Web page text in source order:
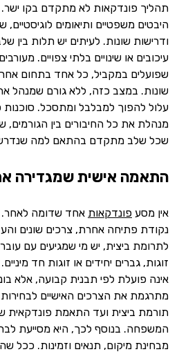
תהליך פונדקאות לא מתקדם בקו ישר.
היבטים משפטיים ותיאומים
ודרישות שונות. לעיתים יש תלות בין
עיכובים או שינויים בלתי צפויים.
שפועלים במקביל, כל אחד בתחום אחר,
שונות. במצב כזה, ללא גורם שמנהל
עלול להפוך למבלבל ומתסכל. סוכנות
מנהלת את כל החיבורים בין הגורמים,
שכל שלב מתקדם בהתאם למה
התאמה אישית שמגדירה
אין מסע פונדקאות אחד שדומה
נקודת פתיחה אחרת, צרכים שונים
לתרומת ביצית, יש מי שמגיעים עם
זוגות, גברים יחידים או זוגות חד
אינה פועלת לפי תבנית קבועה, אלא
מתרגמת את הצרכים האישיים
תורמת ביצית ועד התאמת פונדקאית
המשפחה. בנוסף לכך, היא מסייעת
מבחינת מיקום, תנאים וזמינות. ככל